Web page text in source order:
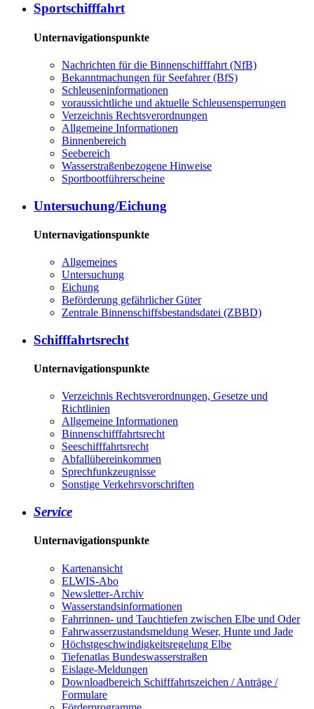
Sportschifffahrt
Unternavigationspunkte
Nachrichten für die Binnenschifffahrt (NfB)
Bekanntmachungen für Seefahrer (BfS)
Schleuseninformationen
voraussichtliche und aktuelle Schleusensperrungen
Verzeichnis Rechtsverordnungen
Allgemeine Informationen
Binnenbereich
Seebereich
Wasserstraßenbezogene Hinweise
Sportbootführerscheine
Untersuchung/Eichung
Unternavigationspunkte
Allgemeines
Untersuchung
Eichung
Beförderung gefährlicher Güter
Zentrale Binnenschiffsbestandsdatei (ZBBD)
Schifffahrtsrecht
Unternavigationspunkte
Verzeichnis Rechtsverordnungen, Gesetze und
Richtlinien
Allgemeine Informationen
Binnenschifffahrtsrecht
Seeschifffahrtsrecht
Abfallübereinkommen
Sprechfunkzeugnisse
Sonstige Verkehrsvorschriften
Service
Unternavigationspunkte
Kartenansicht
ELWIS-Abo
Newsletter-Archiv
Wasserstandsinformationen
Fahrrinnen- und Tauchtiefen zwischen Elbe und Oder
Fahrwasserzustandsmeldung Weser, Hunte und Jade
Höchstgeschwindigkeitsregelung Elbe
Tiefenatlas Bundeswasserstraßen
Eislage-Meldungen
Downloadbereich Schifffahrtszeichen / Anträge /
Formulare